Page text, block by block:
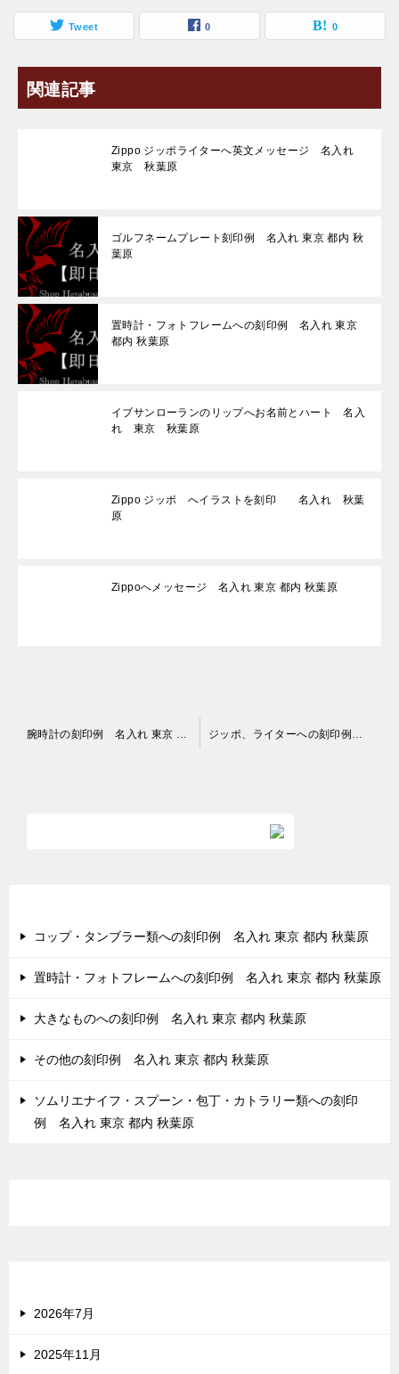
Tweet 0 0
関連記事
Zippo ジッポライターへ英文メッセージ 名入れ
東京 秋葉原
ゴルフネームプレート刻印例 名入れ 東京 都内 秋
葉原
置時計・フォトフレームへの刻印例 名入れ 東京
都内 秋葉原
イブサンローランのリップへお名前とハート 名入
れ 東京 秋葉原
Zippo ジッポ へイラストを刻印 名入れ 秋葉
原
Zippoへメッセージ 名入れ 東京 都内 秋葉原
ョ
腕時計の刻印例 名入れ 東京 都内 秋葉原 ジッポ、ライターへの刻印例 名入れ 東京 都内 秋葉原
コップ・タンブラー類への刻印例 名入れ 東京 都内 秋葉原
置時計・フォトフレームへの刻印例 名入れ 東京 都内 秋葉原
大きなものへの刻印例 名入れ 東京 都内 秋葉原
その他の刻印例 名入れ 東京 都内 秋葉原
ソムリエナイフ・スプーン・包丁・カトラリー類への刻印
例 名入れ 東京 都内 秋葉原
2026年7月
2025年11月